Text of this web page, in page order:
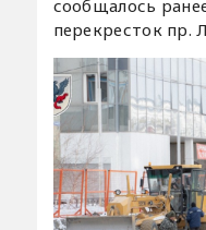
сообщалось
перекресток пр.